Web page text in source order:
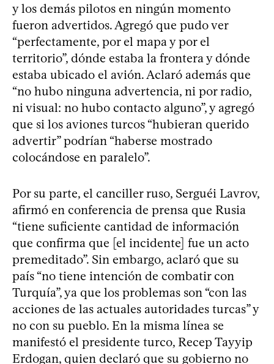
y los demás pilotos en ningún momento
fueron advertidos. Agregó que pudo ver
“perfectamente, por el mapa y por el
territorio”, dónde estaba la frontera y dónde
estaba ubicado el avión. Aclaró además que
“no hubo ninguna advertencia, ni por radio,
ni visual: no hubo contacto alguno”, y agregó
que si los aviones turcos “hubieran querido
advertir” podrían “haberse mostrado
colocándose en paralelo”.
Por su parte, el canciller ruso, Serguéi Lavrov,
afirmó en conferencia de prensa que Rusia
“tiene suficiente cantidad de información
que confirma que [el incidente] fue un acto
premeditado”. Sin embargo, aclaró que su
país “no tiene intención de combatir con
Turquía”, ya que los problemas son “con las
acciones de las actuales autoridades turcas” y
no con su pueblo. En la misma línea se
manifestó el presidente turco, Recep Tayyip
Erdogan, quien declaró que su gobierno no